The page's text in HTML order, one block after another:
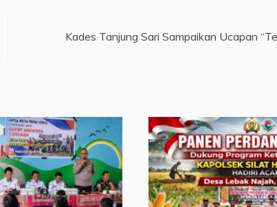
Kades Tanjung Sari Sampaikan Ucapan